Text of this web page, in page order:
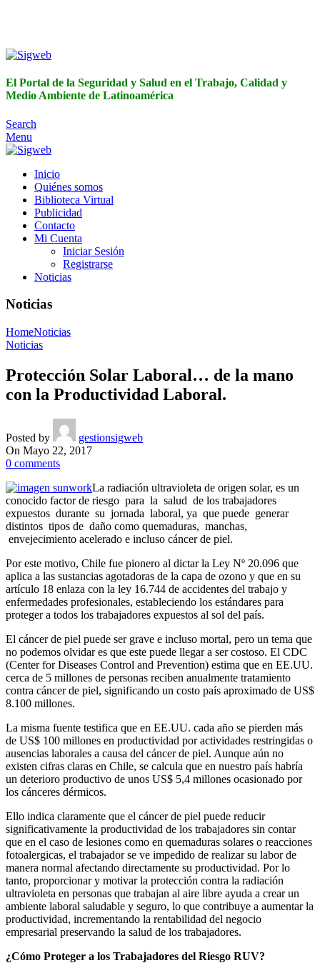
El Portal de la Seguridad y Salud en el Trabajo, Calidad y
Medio Ambiente de Latinoamérica
Search
Menu
Inicio
Quiénes somos
Biblioteca Virtual
Publicidad
Contacto
Mi Cuenta
Iniciar Sesión
Registrarse
Noticias
Noticias
HomeNoticias
Noticias
Protección Solar Laboral… de la mano
con la Productividad Laboral.
Posted by
gestionsigweb
On Mayo 22, 2017
0 comments
La radiación ultravioleta de origen solar, es un
conocido factor de riesgo para la salud de los trabajadores
expuestos durante su jornada laboral, ya que puede generar
distintos tipos de daño como quemaduras, manchas,
envejecimiento acelerado e incluso cáncer de piel.
Por este motivo, Chile fue pionero al dictar la Ley Nº 20.096 que
aplica a las sustancias agotadoras de la capa de ozono y que en su
artículo 18 enlaza con la ley 16.744 de accidentes del trabajo y
enfermedades profesionales, estableciendo los estándares para
proteger a todos los trabajadores expuestos al sol del país.
El cáncer de piel puede ser grave e incluso mortal, pero un tema que
no podemos olvidar es que este puede llegar a ser costoso. El CDC
(Center for Diseases Control and Prevention) estima que en EE.UU.
cerca de 5 millones de personas reciben anualmente tratamiento
contra cáncer de piel, significando un costo país aproximado de US$
8.100 millones.
La misma fuente testifica que en EE.UU. cada año se pierden más
de US$ 100 millones en productividad por actividades restringidas o
ausencias laborales a causa del cáncer de piel. Aunque aún no
existen cifras claras en Chile, se calcula que en nuestro país habría
un deterioro productivo de unos US$ 5,4 millones ocasionado por
los cánceres dérmicos.
Ello indica claramente que el cáncer de piel puede reducir
significativamente la productividad de los trabajadores sin contar
que en el caso de lesiones como en quemaduras solares o reacciones
fotoalergicas, el trabajador se ve impedido de realizar su labor de
manera normal afectando directamente su productividad. Por lo
tanto, proporcionar y motivar la protección contra la radiación
ultravioleta en personas que trabajan al aire libre ayuda a crear un
ambiente laboral saludable y seguro, lo que contribuye a aumentar la
productividad, incrementando la rentabilidad del negocio
empresarial preservando la salud de los trabajadores.
¿Cómo Proteger a los Trabajadores del Riesgo RUV?